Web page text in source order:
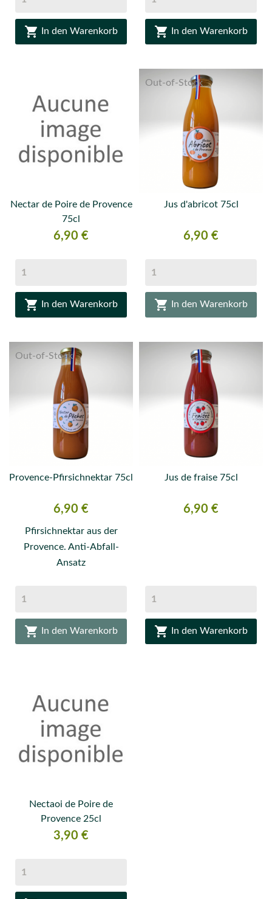
 In den Warenkorb  In den Warenkorb
Nectar de Poire de Provence
75cl
Preis
6,90 €
 In den Warenkorb
Jus d'abricot 75cl
Preis
6,90 €
 In den Warenkorb
Out-of-Stock
Provence-Pfirsichnektar 75cl
Preis
6,90 €
Pfirsichnektar aus der
Provence. Anti-Abfall-
Ansatz
 In den Warenkorb
Out-of-Stock
Jus de fraise 75cl
Preis
6,90 €
 In den Warenkorb
Nectaoi de Poire de
Provence 25cl
Preis
3,90 €